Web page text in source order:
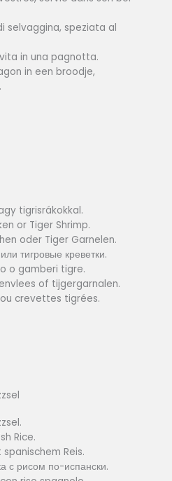
selvaggina, speziata al
in una pagnotta.
in een broodje,
tigrisrákokkal.
or Tiger Shrimp.
oder Tiger Garnelen.
тигровые креветки.
o gamberi tigre.
of tijgergarnalen.
crevettes tigrées.
Rice.
Reis.
с рисом по-испански.